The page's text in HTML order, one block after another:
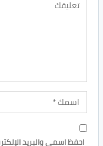
احفظ اسمي والبريد